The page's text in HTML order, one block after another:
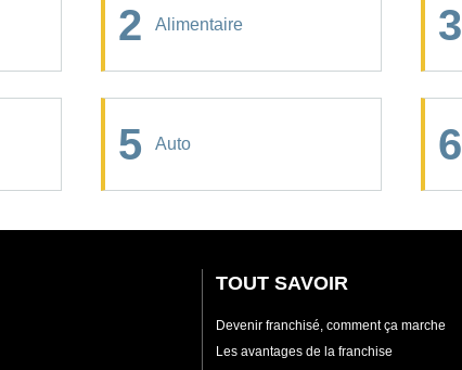
2 Alimentaire 3
5 Auto 6
TOUT SAVOIR
Devenir franchisé, comment ça marche
Les avantages de la franchise